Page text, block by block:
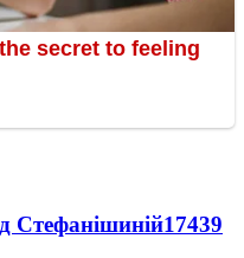
Стефанішиній17439